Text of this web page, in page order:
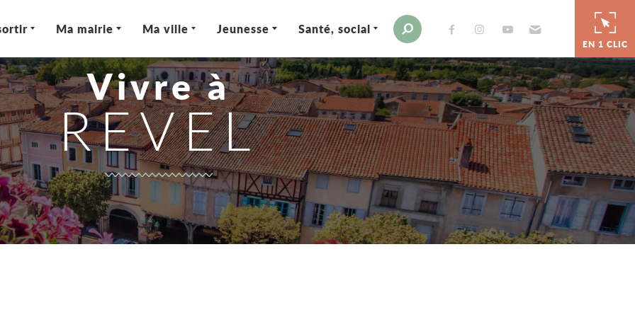
EN 1 CLIC
Moteur de recherche
Ma mairie Ma ville Jeunesse Santé, social Envoyer par e-mail
Vivre à
REVEL